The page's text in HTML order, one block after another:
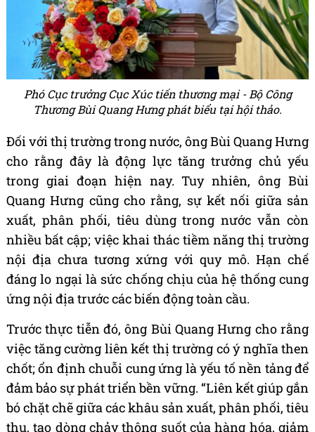
Phó Cục trưởng Cục Xúc tiến thương mại - Bộ Công
Thương Bùi Quang Hưng phát biểu tại hội thảo.
Đối với thị trường trong nước, ông Bùi Quang Hưng
cho rằng đây là động lực tăng trưởng chủ yếu
trong giai đoạn hiện nay. Tuy nhiên, ông Bùi
Quang Hưng cũng cho rằng, sự kết nối giữa sản
xuất, phân phối, tiêu dùng trong nước vẫn còn
nhiều bất cập; việc khai thác tiềm năng thị trường
nội địa chưa tương xứng với quy mô. Hạn chế
đáng lo ngại là sức chống chịu của hệ thống cung
ứng nội địa trước các biến động toàn cầu.
Trước thực tiễn đó, ông Bùi Quang Hưng cho rằng
việc tăng cường liên kết thị trường có ý nghĩa then
chốt; ổn định chuỗi cung ứng là yếu tố nền tảng để
đảm bảo sự phát triển bền vững. “Liên kết giúp gắn
bó chặt chẽ giữa các khâu sản xuất, phân phối, tiêu
thụ, tạo dòng chảy thông suốt của hàng hóa, giảm